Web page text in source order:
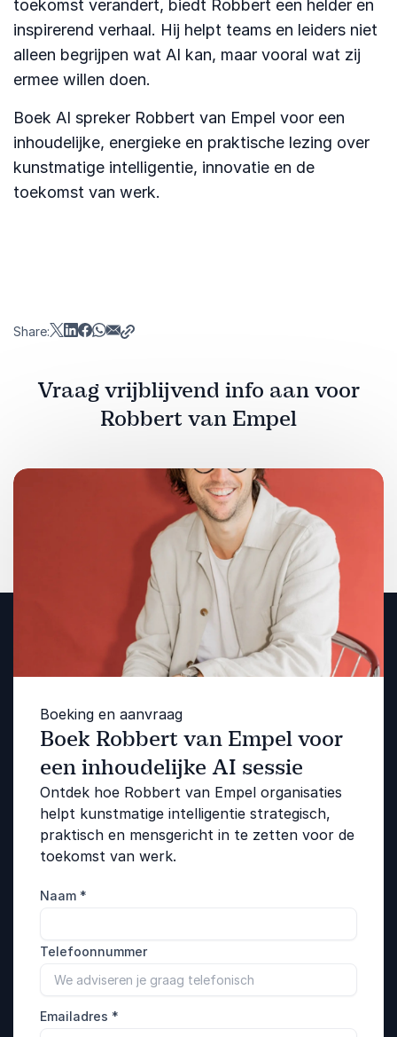
toekomst verandert, biedt Robbert een helder en
inspirerend verhaal. Hij helpt teams en leiders niet
alleen begrijpen wat AI kan, maar vooral wat zij
ermee willen doen.
Boek AI spreker Robbert van Empel voor een
inhoudelijke, energieke en praktische lezing over
kunstmatige intelligentie, innovatie en de
toekomst van werk.
Share:
Vraag vrijblijvend info aan voor
Robbert van Empel
Boeking en aanvraag
Boek Robbert van Empel voor
een inhoudelijke AI sessie
Ontdek hoe Robbert van Empel organisaties
helpt kunstmatige intelligentie strategisch,
praktisch en mensgericht in te zetten voor de
toekomst van werk.
Naam *
Telefoonnummer
Emailadres *